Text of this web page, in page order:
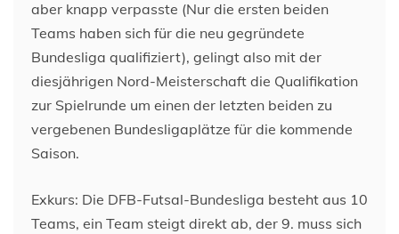
aber knapp verpasste (Nur die ersten beiden
Teams haben sich für die neu gegründete
Bundesliga qualifiziert), gelingt also mit der
diesjährigen Nord-Meisterschaft die Qualifikation
zur Spielrunde um einen der letzten beiden zu
vergebenen Bundesligaplätze für die kommende
Saison.
Exkurs: Die DFB-Futsal-Bundesliga besteht aus 10
Teams, ein Team steigt direkt ab, der 9. muss sich